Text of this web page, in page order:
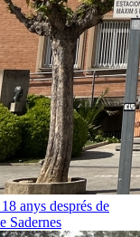
anys després de
Sadernes